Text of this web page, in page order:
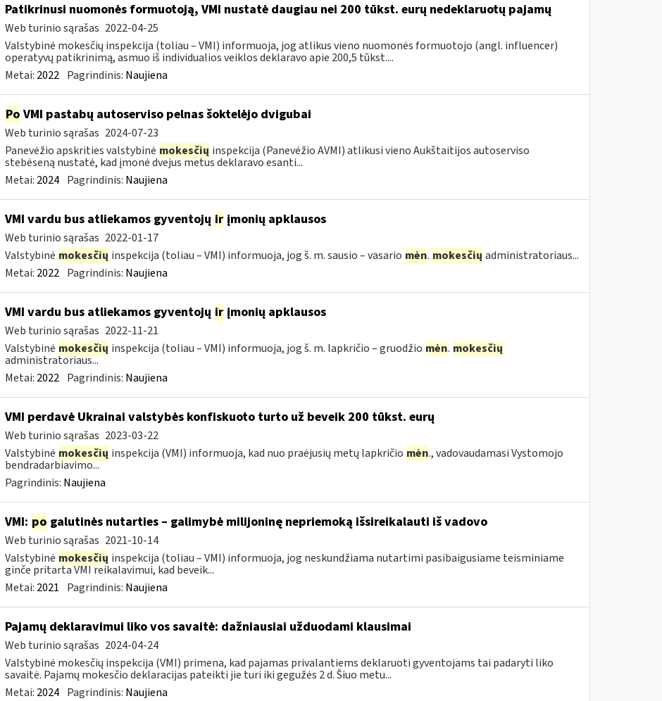
Patikrinusi nuomonės formuotoją, VMI nustatė daugiau nei 200 tūkst. eurų nedeklaruotų pajamų
Web turinio sąrašas 2022-04-25
Valstybinė mokesčių inspekcija (toliau – VMI) informuoja, jog atlikus vieno nuomonės formuotojo (angl. influencer)
operatyvų patikrinimą, asmuo iš individualios veiklos deklaravo apie 200,5 tūkst....
Metai: 2022 Pagrindinis: Naujiena
Po VMI pastabų autoserviso pelnas šoktelėjo dvigubai
Web turinio sąrašas 2024-07-23
Panevėžio apskrities valstybinė mokesčių inspekcija (Panevėžio AVMI) atlikusi vieno Aukštaitijos autoserviso
stebėseną nustatė, kad įmonė dvejus metus deklaravo esanti...
Metai: 2024 Pagrindinis: Naujiena
VMI vardu bus atliekamos gyventojų irįmonių apklausos
Web turinio sąrašas 2022-01-17
Valstybinė mokesčių inspekcija (toliau – VMI) informuoja, jog š. m. sausio – vasario mėn. mokesčių administratoriaus...
Metai: 2022 Pagrindinis: Naujiena
VMI vardu bus atliekamos gyventojų irįmonių apklausos
Web turinio sąrašas 2022-11-21
Valstybinė mokesčių inspekcija (toliau – VMI) informuoja, jog š. m. lapkričio – gruodžio mėn. mokesčių
administratoriaus...
Metai: 2022 Pagrindinis: Naujiena
VMI perdavė Ukrainai valstybės konfiskuoto turto už beveik 200 tūkst. eurų
Web turinio sąrašas 2023-03-22
Valstybinė mokesčių inspekcija (VMI) informuoja, kad nuo praėjusių metų lapkričio mėn., vadovaudamasi Vystomojo
bendradarbiavimo...
Pagrindinis: Naujiena
VMI: po galutinės nutarties – galimybė milijoninę nepriemoką išsireikalauti iš vadovo
Web turinio sąrašas 2021-10-14
Valstybinė mokesčių inspekcija (toliau – VMI) informuoja, jog neskundžiama nutartimi pasibaigusiame teisminiame
ginče pritarta VMI reikalavimui, kad beveik...
Metai: 2021 Pagrindinis: Naujiena
Pajamų deklaravimui liko vos savaitė: dažniausiai užduodami klausimai
Web turinio sąrašas 2024-04-24
Valstybinė mokesčių inspekcija (VMI) primena, kad pajamas privalantiems deklaruoti gyventojams tai padaryti liko
savaitė. Pajamų mokesčio deklaracijas pateikti jie turi iki gegužės 2 d. Šiuo metu...
Metai: 2024 Pagrindinis: Naujiena